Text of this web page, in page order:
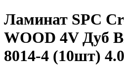
Ламинат SPC
WOOD 4V Дуб
8014-4 (10шт)